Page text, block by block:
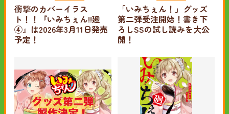
衝撃のカバーイラス
ト！！『いみちぇん!!廻
④』は2026年3月11日発売
予定！
「いみちぇん！」グッズ
第二弾受注開始！書き下
ろしSSの試し読みを大公
開！